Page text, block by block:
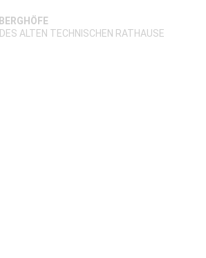
ALTEN TECHNISCHEN RATHAUSE